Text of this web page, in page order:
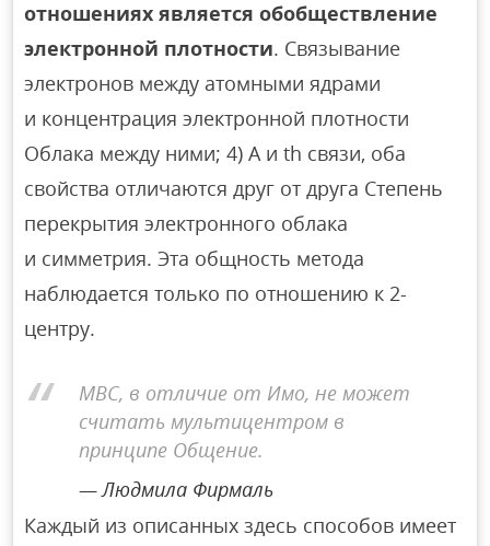
отношениях является обобществление
электронной плотности. Связывание
электронов между атомными ядрами
и концентрация электронной плотности
Облака между ними; 4) A и th связи, оба
свойства отличаются друг от друга Степень
перекрытия электронного облака
и симметрия. Эта общность метода
наблюдается только по отношению к 2-
центру.
МВС, в отличие от Имо, не может
считать мультицентром в
принципе Общение.
Людмила Фирмаль
Каждый из описанных здесь способов имеет